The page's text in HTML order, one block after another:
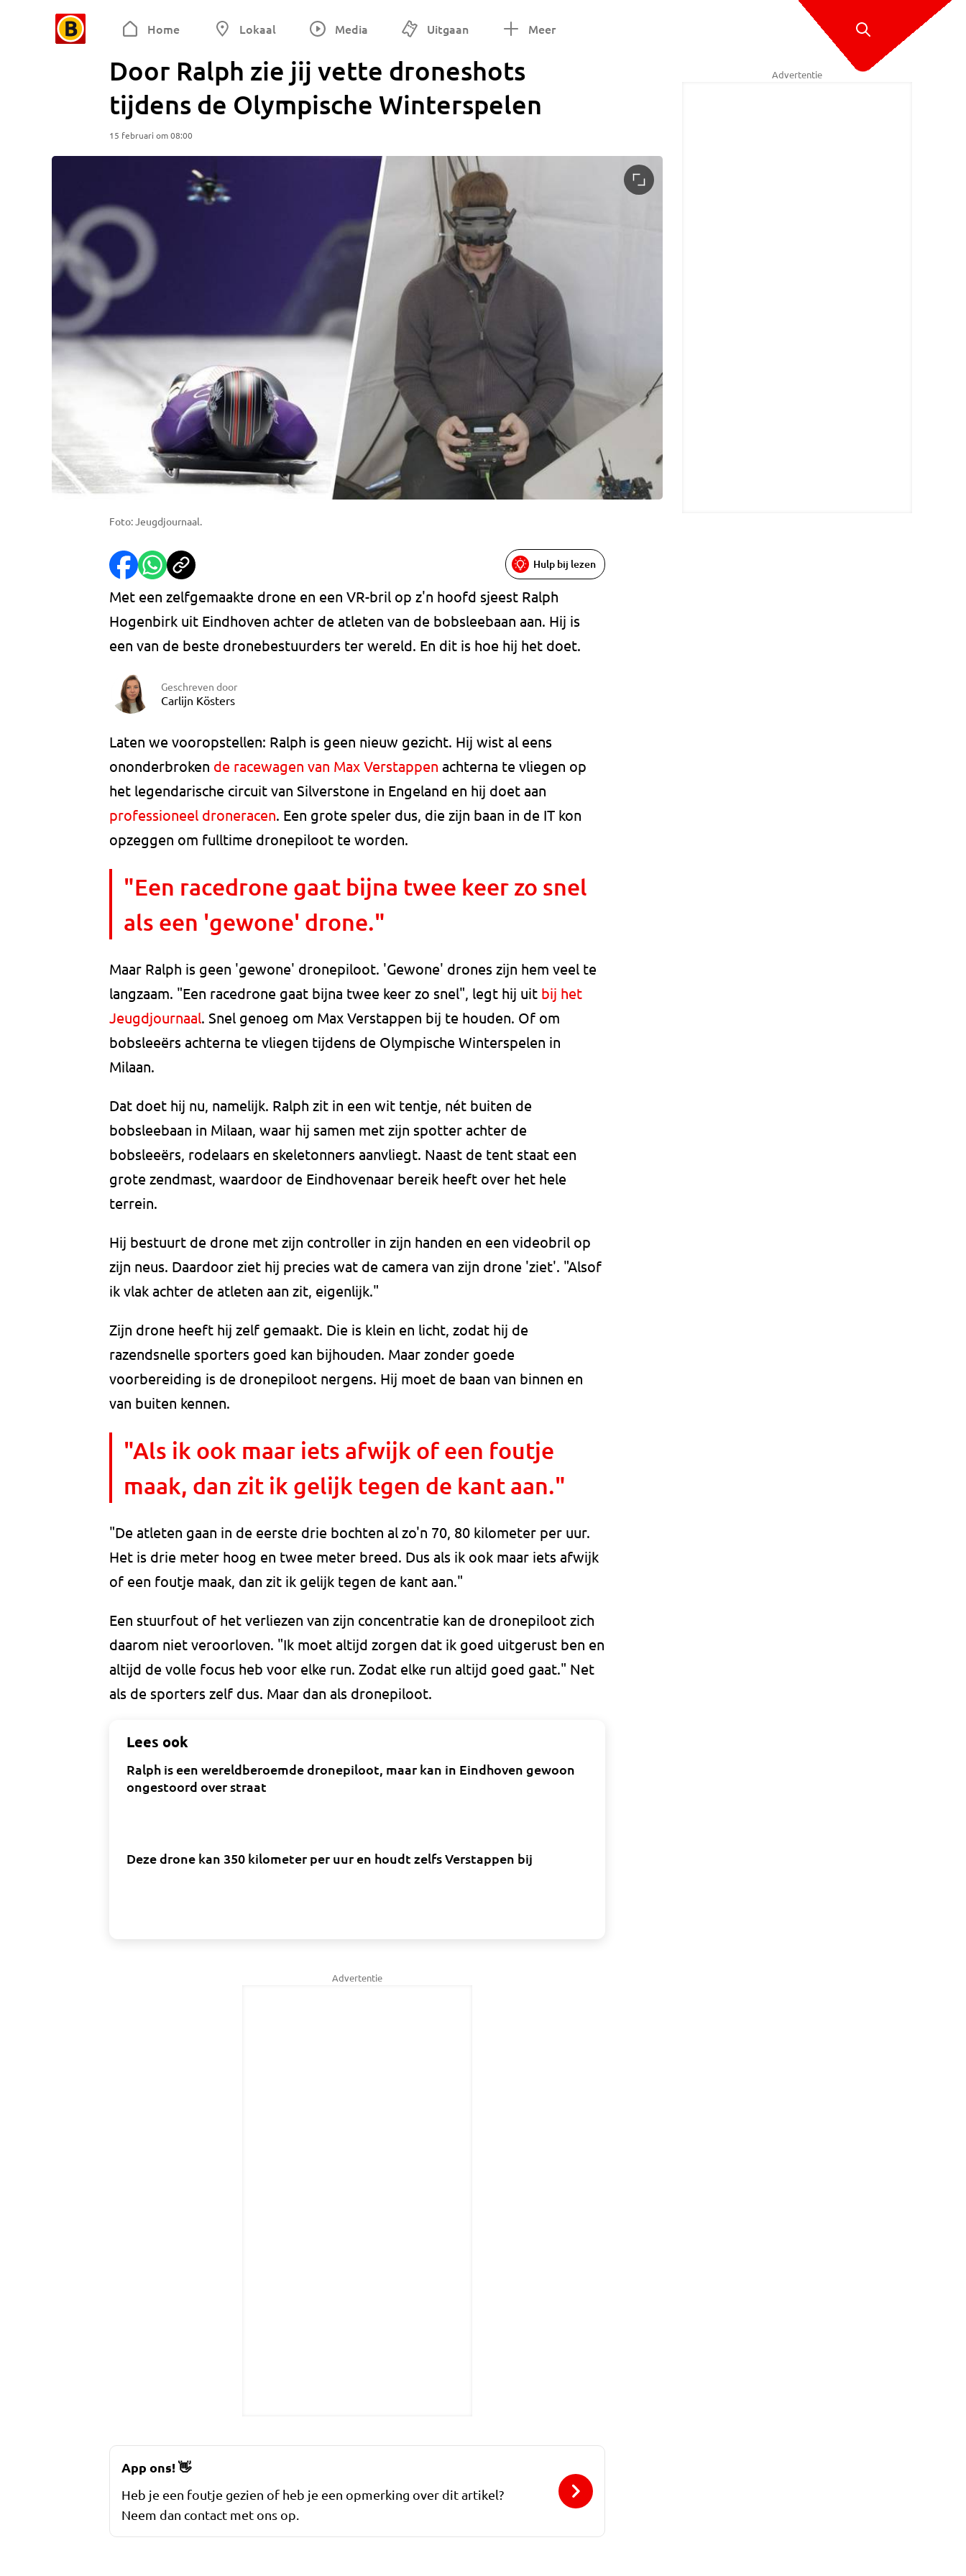
Home Lokaal Media Uitgaan Meer
Door Ralph zie jij vette droneshots
tijdens de Olympische Winterspelen
15 februari om 08:00
Foto: Jeugdjournaal.
Hulp bij lezen
Met een zelfgemaakte drone en een VR-bril op z'n hoofd sjeest Ralph
Hogenbirk uit Eindhoven achter de atleten van de bobsleebaan aan. Hij is
een van de beste dronebestuurders ter wereld. En dit is hoe hij het doet.
Geschreven door
Carlijn Kösters
Laten we vooropstellen: Ralph is geen nieuw gezicht. Hij wist al eens
ononderbroken de racewagen van Max Verstappen achterna te vliegen op
het legendarische circuit van Silverstone in Engeland en hij doet aan
professioneel droneracen. Een grote speler dus, die zijn baan in de IT kon
opzeggen om fulltime dronepiloot te worden.
"Een racedrone gaat bijna twee keer zo snel
als een 'gewone' drone."
Maar Ralph is geen 'gewone' dronepiloot. 'Gewone' drones zijn hem veel te
langzaam. "Een racedrone gaat bijna twee keer zo snel", legt hij uit bij het
Jeugdjournaal. Snel genoeg om Max Verstappen bij te houden. Of om
bobsleeërs achterna te vliegen tijdens de Olympische Winterspelen in
Milaan.
Dat doet hij nu, namelijk. Ralph zit in een wit tentje, nét buiten de
bobsleebaan in Milaan, waar hij samen met zijn spotter achter de
bobsleeërs, rodelaars en skeletonners aanvliegt. Naast de tent staat een
grote zendmast, waardoor de Eindhovenaar bereik heeft over het hele
terrein.
Hij bestuurt de drone met zijn controller in zijn handen en een videobril op
zijn neus. Daardoor ziet hij precies wat de camera van zijn drone 'ziet'. "Alsof
ik vlak achter de atleten aan zit, eigenlijk."
Zijn drone heeft hij zelf gemaakt. Die is klein en licht, zodat hij de
razendsnelle sporters goed kan bijhouden. Maar zonder goede
voorbereiding is de dronepiloot nergens. Hij moet de baan van binnen en
van buiten kennen.
"Als ik ook maar iets afwijk of een foutje
maak, dan zit ik gelijk tegen de kant aan."
"De atleten gaan in de eerste drie bochten al zo'n 70, 80 kilometer per uur.
Het is drie meter hoog en twee meter breed. Dus als ik ook maar iets afwijk
of een foutje maak, dan zit ik gelijk tegen de kant aan."
Een stuurfout of het verliezen van zijn concentratie kan de dronepiloot zich
daarom niet veroorloven. "Ik moet altijd zorgen dat ik goed uitgerust ben en
altijd de volle focus heb voor elke run. Zodat elke run altijd goed gaat." Net
als de sporters zelf dus. Maar dan als dronepiloot.
Lees ook
Ralph is een wereldberoemde dronepiloot, maar kan in Eindhoven gewoon
ongestoord over straat
Deze drone kan 350 kilometer per uur en houdt zelfs Verstappen bij
Advertentie
Advertentie
App ons!👋
Heb je een foutje gezien of heb je een opmerking over dit artikel?
Neem dan contact met ons op.